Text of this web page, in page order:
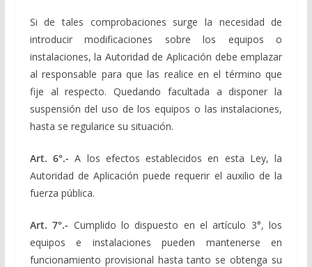
Si de tales comprobaciones surge la necesidad de
introducir modificaciones sobre los equipos o
instalaciones, la Autoridad de Aplicación debe emplazar
al responsable para que las realice en el término que
fije al respecto. Quedando facultada a disponer la
suspensión del uso de los equipos o las instalaciones,
hasta se regularice su situación.
Art. 6°.- A los efectos establecidos en esta Ley, la
Autoridad de Aplicación puede requerir el auxilio de la
fuerza pública.
Art. 7°.- Cumplido lo dispuesto en el artículo 3°, los
equipos e instalaciones pueden mantenerse en
funcionamiento provisional hasta tanto se obtenga su